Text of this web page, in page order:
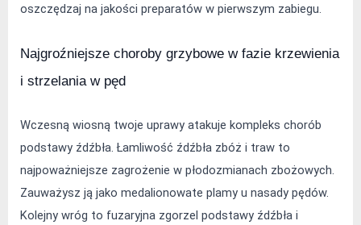
oszczędzaj na jakości preparatów w pierwszym zabiegu.
Najgroźniejsze choroby grzybowe w fazie krzewienia
i strzelania w pęd
Wczesną wiosną twoje uprawy atakuje kompleks chorób
podstawy źdźbła. Łamliwość źdźbła zbóż i traw to
najpoważniejsze zagrożenie w płodozmianach zbożowych.
Zauważysz ją jako medalionowate plamy u nasady pędów.
Kolejny wróg to fuzaryjna zgorzel podstawy źdźbła i